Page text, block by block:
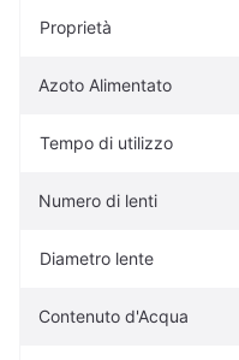
Proprietà
Azoto Alimentato
Tempo di utilizzo
Numero di lenti
Diametro lente
Contenuto d'Acqua